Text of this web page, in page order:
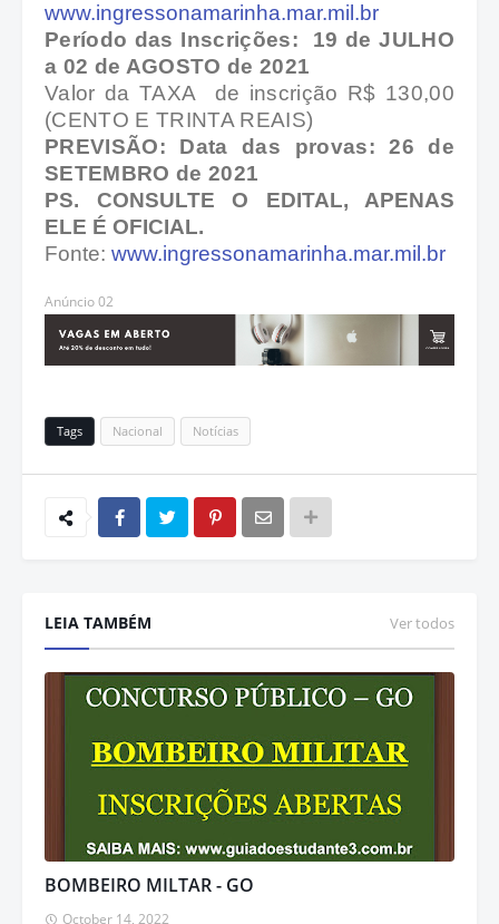
www.ingressonamarinha.mar.mil.br
Período das Inscrições: 19 de JULHO
a 02 de AGOSTO de 2021
Valor da TAXA
de inscrição R$ 130,00
(CENTO E TRINTA REAIS)
PREVISÃO: Data das provas: 26 de
SETEMBRO de 2021
PS. CONSULTE O EDITAL, APENAS
ELE É OFICIAL.
Fonte: www.ingressonamarinha.mar.mil.br
Anúncio 02
Tags Nacional Notícias
LEIA TAMBÉM Ver todos
BOMBEIRO MILTAR - GO
October 14, 2022